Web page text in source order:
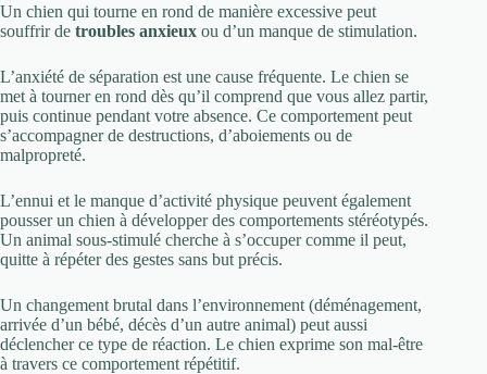
Un chien qui tourne en rond de manière excessive peut
souffrir de troubles anxieux ou d’un manque de stimulation.
L’anxiété de séparation est une cause fréquente. Le chien se
met à tourner en rond dès qu’il comprend que vous allez partir,
puis continue pendant votre absence. Ce comportement peut
s’accompagner de destructions, d’aboiements ou de
malpropreté.
L’ennui et le manque d’activité physique peuvent également
pousser un chien à développer des comportements stéréotypés.
Un animal sous-stimulé cherche à s’occuper comme il peut,
quitte à répéter des gestes sans but précis.
Un changement brutal dans l’environnement (déménagement,
arrivée d’un bébé, décès d’un autre animal) peut aussi
déclencher ce type de réaction. Le chien exprime son mal-être
à travers ce comportement répétitif.